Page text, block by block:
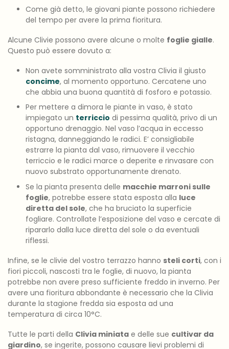
Come già detto, le giovani piante possono richiedere
del tempo per avere la prima fioritura.
Alcune Clivie possono avere alcune o molte foglie gialle.
Questo può essere dovuto a:
Non avete somministrato alla vostra Clivia il giusto
concime, al momento opportuno. Cercatene uno
che abbia una buona quantità di fosforo e potassio.
Per mettere a dimora le piante in vaso, è stato
impiegato un terriccio di pessima qualità, privo di un
opportuno drenaggio. Nel vaso l’acqua in eccesso
ristagna, danneggiando le radici. E’ consigliabile
estrarre la pianta dal vaso, rimuovere il vecchio
terriccio e le radici marce o deperite e rinvasare con
nuovo substrato opportunamente drenato.
Se la pianta presenta delle macchie marroni sulle
foglie, potrebbe essere stata esposta alla luce
diretta del sole, che ha bruciato la superficie
fogliare. Controllate l’esposizione del vaso e cercate di
ripararlo dalla luce diretta del sole o da eventuali
riflessi.
Infine, se le clivie del vostro terrazzo hanno steli corti, con i
fiori piccoli, nascosti tra le foglie, di nuovo, la pianta
potrebbe non avere preso sufficiente freddo in inverno. Per
avere una fioritura abbondante è necessario che la Clivia
durante la stagione fredda sia esposta ad una
temperatura di circa 10°C.
Tutte le parti della Clivia miniata e delle sue cultivar da
giardino, se ingerite, possono causare lievi problemi di